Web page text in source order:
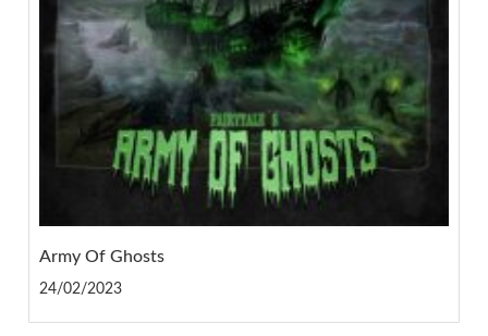
Army Of Ghosts
24/02/2023